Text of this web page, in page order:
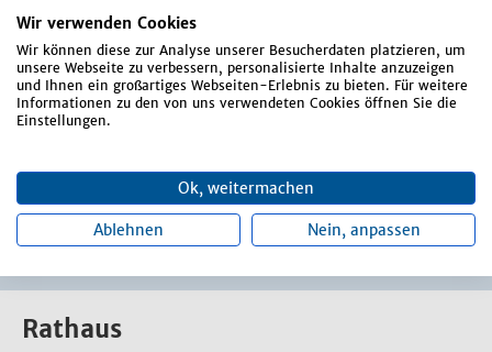
Wir verwenden Cookies
Wir können diese zur Analyse unserer Besucherdaten platzieren, um
unsere Webseite zu verbessern, personalisierte Inhalte anzuzeigen
und Ihnen ein großartiges Webseiten-Erlebnis zu bieten. Für weitere
Informationen zu den von uns verwendeten Cookies öffnen Sie die
Einstellungen.
Ok, weitermachen
Ablehnen Nein, anpassen
Regenerations- und Umwandlungstage
Stundenverwaltung der versch. Abteilungen
(inkl. Wertstoffhof Personalabrechnung)
Verarbeitung der Urlaubs- und
Rathaus